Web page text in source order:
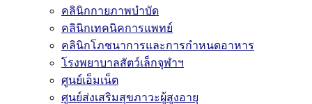
คลินิกกายภาพบำบัด
คลินิกเทคนิคการแพทย์
คลินิกโภชนาการและการกำหนดอาหาร
โรงพยาบาลสัตว์เล็กจุฬาฯ
ศูนย์เอ็มเน็ต
ศูนย์ส่งเสริมสุขภาวะผู้สูงอายุ